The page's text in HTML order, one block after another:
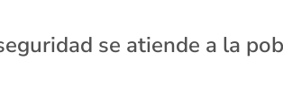
se atiende a la